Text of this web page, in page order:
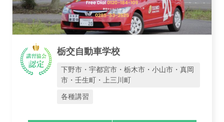
講習トピックス
栃交自動車学校
下野市・宇都宮市・栃木市・小山市・真岡
市・壬生町・上三川町
各種講習